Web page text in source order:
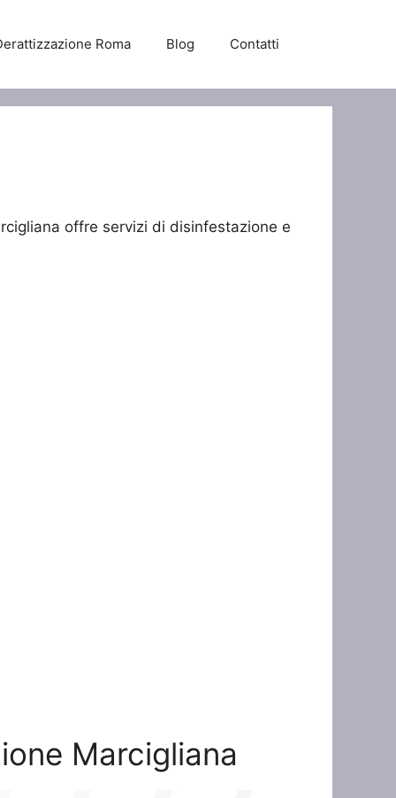
Roma Blog Contatti
offre servizi di disinfestazione e
Marcigliana